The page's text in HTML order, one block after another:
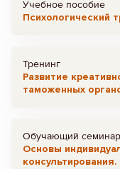
Учебное пособие
Психологический
Тренинг
Развитие
таможенных
Обучающий
Основы